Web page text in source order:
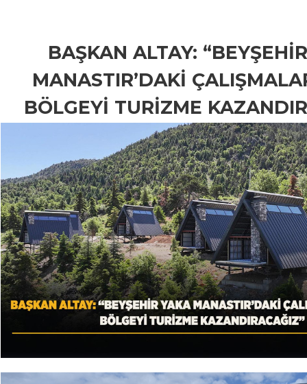
BAŞKAN ALTAY:
MANASTIR’DAKİ
BÖLGEYİ TURİZME